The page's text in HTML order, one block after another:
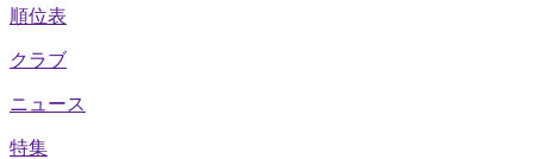
順位表
クラブ
ニュース
特集